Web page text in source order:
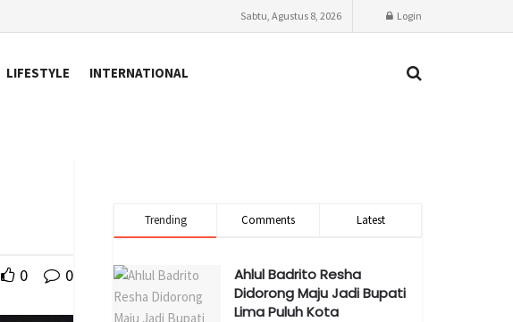
Sabtu, Agustus 8, 2026 Login
LIFESTYLE INTERNATIONAL
0 0
Trending Comments Latest
Ahlul Badrito Resha
Didorong Maju Jadi Bupati
Lima Puluh Kota